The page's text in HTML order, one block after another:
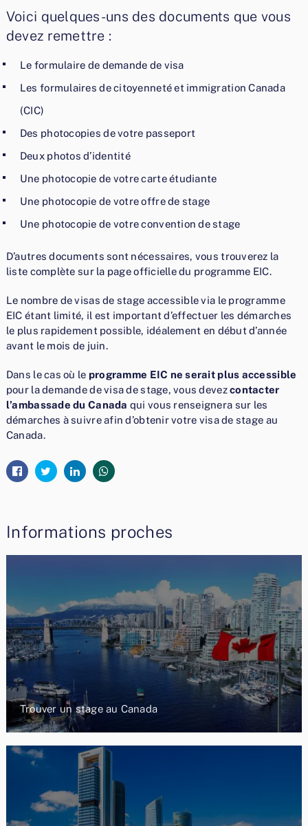
Voici quelques-uns des documents que vous
devez remettre :
Le formulaire de demande de visa
Les formulaires de citoyenneté et immigration Canada
(CIC)
Des photocopies de votre passeport
Deux photos d’identité
Une photocopie de votre carte étudiante
Une photocopie de votre offre de stage
Une photocopie de votre convention de stage
D’autres documents sont nécessaires, vous trouverez la
liste complète sur la page officielle du programme EIC.
Le nombre de visas de stage accessible via le programme
EIC étant limité, il est important d’effectuer les démarches
le plus rapidement possible, idéalement en début d’année
avant le mois de juin.
Dans le cas où le programme EIC ne serait plus accessible
pour la demande de visa de stage, vous devezcontacter
l’ambassade du Canada qui vous renseignera sur les
démarches à suivre afin d’obtenir votre visa de stage au
Canada.
Informations proches
Trouver un stage au Canada